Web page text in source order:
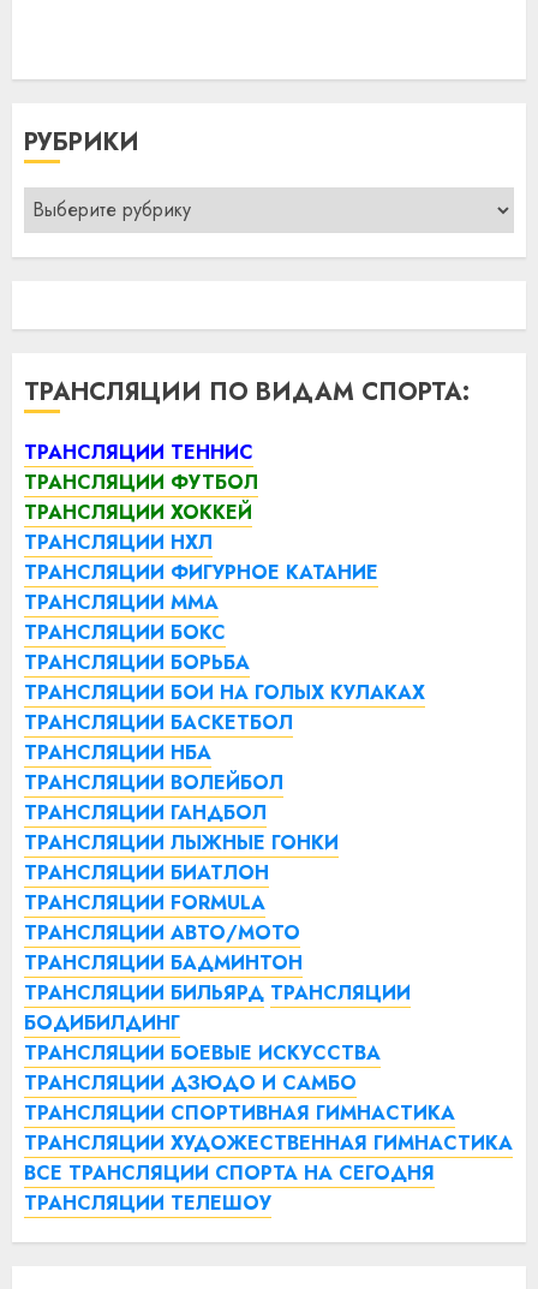
РУБРИКИ
Рубрики
ТРАНСЛЯЦИИ ПО ВИДАМ СПОРТА:
ТРАНСЛЯЦИИ ТЕННИС
ТРАНСЛЯЦИИ ФУТБОЛ
ТРАНСЛЯЦИИ ХОККЕЙ
ТРАНСЛЯЦИИ НХЛ
ТРАНСЛЯЦИИ ФИГУРНОЕ КАТАНИЕ
ТРАНСЛЯЦИИ ММА
ТРАНСЛЯЦИИ БОКС
ТРАНСЛЯЦИИ БОРЬБА
ТРАНСЛЯЦИИ БОИ НА ГОЛЫХ КУЛАКАХ
ТРАНСЛЯЦИИ БАСКЕТБОЛ
ТРАНСЛЯЦИИ НБА
ТРАНСЛЯЦИИ ВОЛЕЙБОЛ
ТРАНСЛЯЦИИ ГАНДБОЛ
ТРАНСЛЯЦИИ ЛЫЖНЫЕ ГОНКИ
ТРАНСЛЯЦИИ БИАТЛОН
ТРАНСЛЯЦИИ FORMULA
ТРАНСЛЯЦИИ АВТО/МОТО
ТРАНСЛЯЦИИ БАДМИНТОН
ТРАНСЛЯЦИИ БИЛЬЯРД ТРАНСЛЯЦИИ
БОДИБИЛДИНГ
ТРАНСЛЯЦИИ БОЕВЫЕ ИСКУССТВА
ТРАНСЛЯЦИИ ДЗЮДО И САМБО
ТРАНСЛЯЦИИ СПОРТИВНАЯ ГИМНАСТИКА
ТРАНСЛЯЦИИ ХУДОЖЕСТВЕННАЯ ГИМНАСТИКА
ВСЕ ТРАНСЛЯЦИИ СПОРТА НА СЕГОДНЯ
ТРАНСЛЯЦИИ ТЕЛЕШОУ